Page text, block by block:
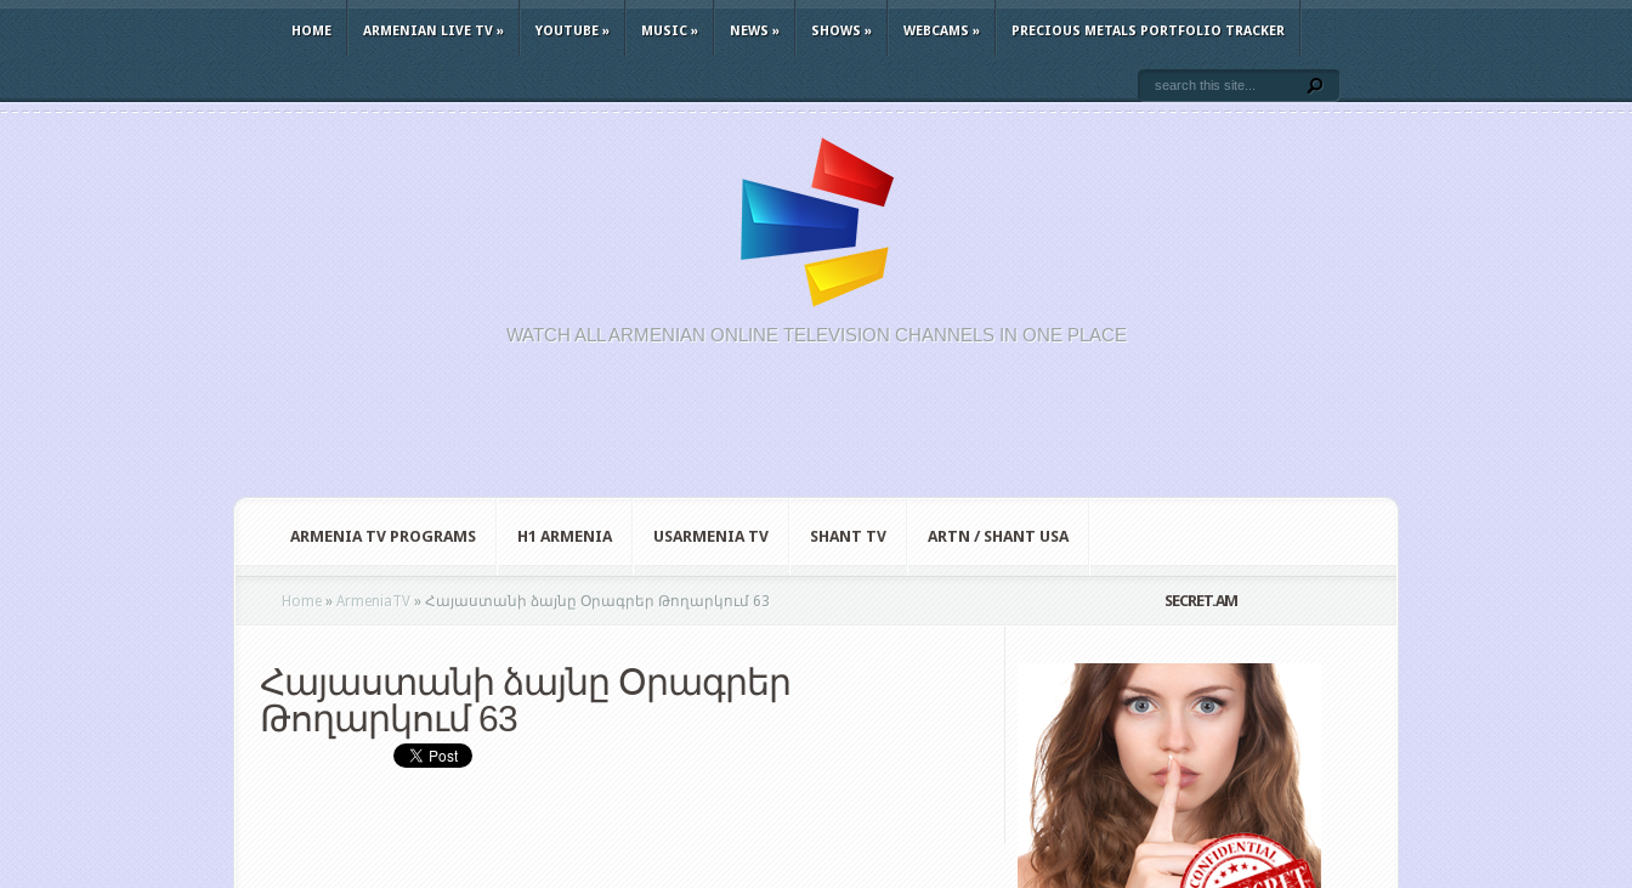
HOME ARMENIAN LIVE TV» YOUTUBE» MUSIC» NEWS » SHOWS » WEBCAMS » PRECIOUS METALS PORTFOLIO TRACKER
WATCH ALL ARMENIAN ONLINE TELEVISION CHANNELS IN ONE PLACE
ARMENIA TV PROGRAMS H1 ARMENIA USARMENIA TV SHANT TV ARTN / SHANT USA
Home » ArmeniaTV » Հայաստանի ձայնը Օրագրեր Թողարկում 63
Հայաստանի ձայնը Օրագրեր
Թողարկում 63
SECRET.AM